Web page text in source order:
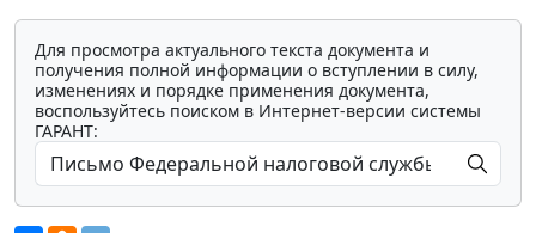
Для просмотра актуального текста документа и
получения полной информации о вступлении в силу,
изменениях и порядке применения документа,
воспользуйтесь поиском в Интернет-версии системы
ГАРАНТ: